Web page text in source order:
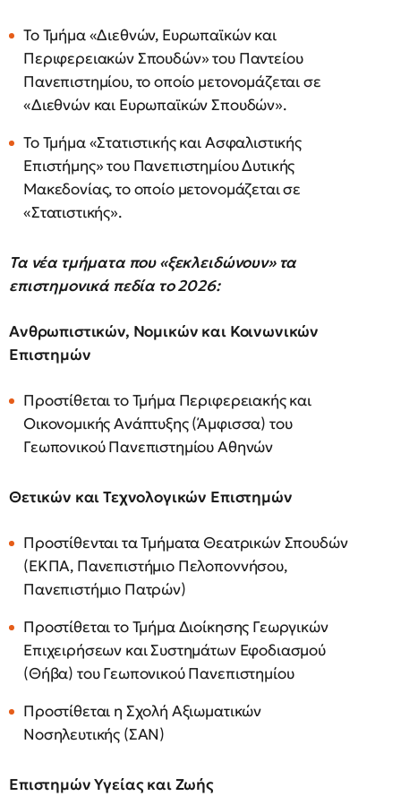
Το Τμήμα «Διεθνών, Ευρωπαϊκών και
Περιφερειακών Σπουδών» του Παντείου
Πανεπιστημίου, το οποίο μετονομάζεται σε
«Διεθνών και Ευρωπαϊκών Σπουδών».
Το Τμήμα «Στατιστικής και Ασφαλιστικής
Επιστήμης» του Πανεπιστημίου Δυτικής
Μακεδονίας, το οποίο μετονομάζεται σε
«Στατιστικής».
Τα νέα τμήματα που «ξεκλειδώνουν» τα
επιστημονικά πεδία το 2026:
Ανθρωπιστικών, Νομικών και Κοινωνικών
Επιστημών
Προστίθεται το Τμήμα Περιφερειακής και
Οικονομικής Ανάπτυξης (Άμφισσα) του
Γεωπονικού Πανεπιστημίου Αθηνών
Θετικών και Τεχνολογικών Επιστημών
Προστίθενται τα Τμήματα Θεατρικών Σπουδών
(ΕΚΠΑ, Πανεπιστήμιο Πελοποννήσου,
Πανεπιστήμιο Πατρών)
Προστίθεται το Τμήμα Διοίκησης Γεωργικών
Επιχειρήσεων και Συστημάτων Εφοδιασμού
(Θήβα) του Γεωπονικού Πανεπιστημίου
Προστίθεται η Σχολή Αξιωματικών
Νοσηλευτικής (ΣΑΝ)
Επιστημών Υγείας και Ζωής